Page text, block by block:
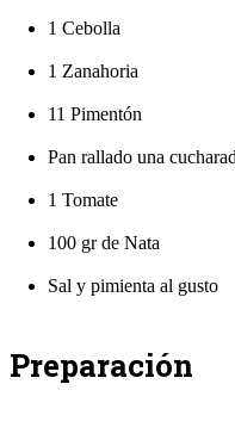
1 Cebolla
1 Zanahoria
11 Pimentón
Pan rallado una
1 Tomate
100 gr de Nata
Sal y pimienta al gusto
Preparación